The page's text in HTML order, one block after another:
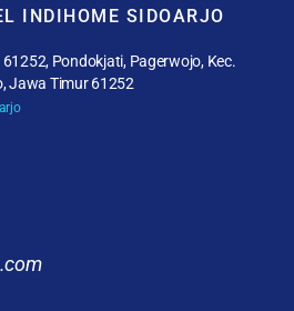
INDIHOME SIDOARJO
Pondokjati, Pagerwojo, Kec.
Jawa Timur 61252